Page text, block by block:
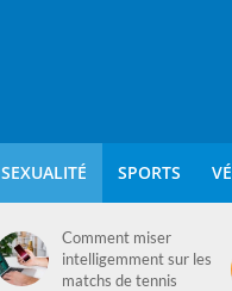
SEXUALITÉ SPORTS
Comment miser
intelligemment sur les
matchs de tennis